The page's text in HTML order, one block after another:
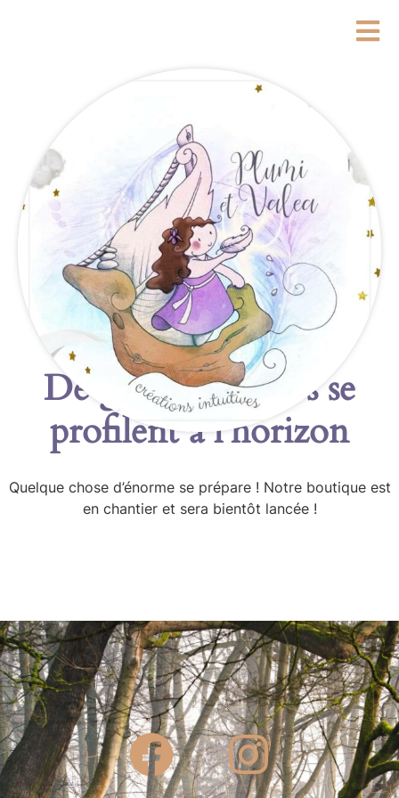
De grandes choses se
profilent à l’horizon
Quelque chose d’énorme se prépare ! Notre boutique est
en chantier et sera bientôt lancée !